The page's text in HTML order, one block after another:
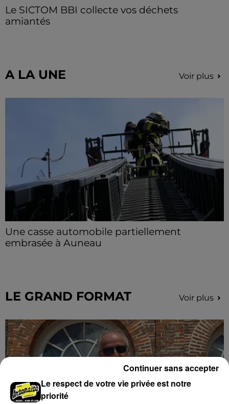
Le SICTOM BBI collecte vos déchets
amiantés
A LA UNE Voir plus
Une casse automobile partiellement
embrasée à Auneau
LE GRAND FORMAT Voir plus
Le respect de votre vie privée est notre
priorité
Continuer sans accepter